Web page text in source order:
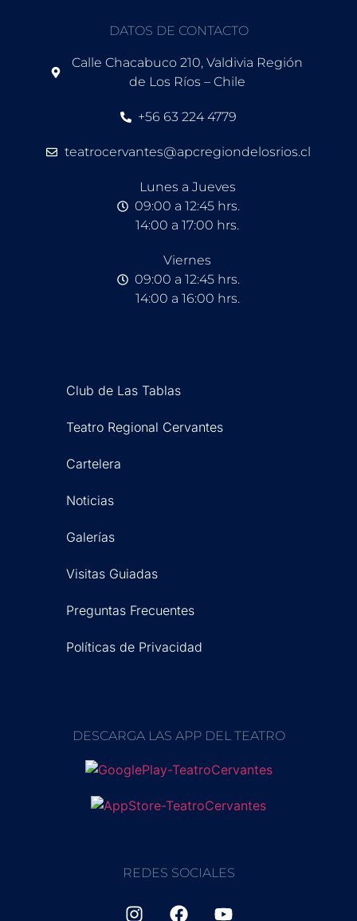
DATOS DE CONTACTO
Calle Chacabuco 210, Valdivia Región
de Los Ríos – Chile
+56 63 224 4779
teatrocervantes@apcregiondelosrios.cl
Lunes a Jueves
09:00 a 12:45 hrs.
14:00 a 17:00 hrs.
Viernes
09:00 a 12:45 hrs.
14:00 a 16:00 hrs.
Club de Las Tablas
Teatro Regional Cervantes
Cartelera
Noticias
Galerías
Visitas Guiadas
Preguntas Frecuentes
Políticas de Privacidad
DESCARGA LAS APP DEL TEATRO
REDES SOCIALES